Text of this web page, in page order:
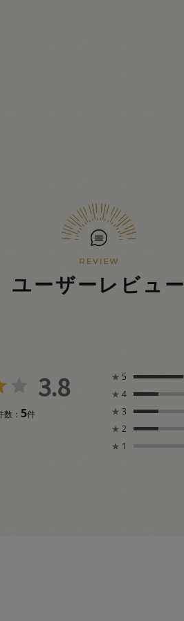
ユーザーレビュー
3.8
数： 5件
★ 5
★ 4
★ 3
★ 2
★ 1